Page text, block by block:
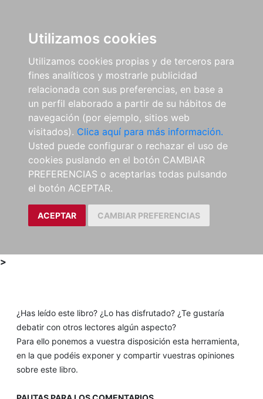
Utilizamos cookies
Utilizamos cookies propias y de terceros para
fines analíticos y mostrarle publicidad
relacionada con sus preferencias, en base a
un perfil elaborado a partir de su hábitos de
navegación (por ejemplo, sitios web
visitados). Clica aquí para más información.
Usted puede configurar o rechazar el uso de
cookies puslando en el botón CAMBIAR
PREFERENCIAS o aceptarlas todas pulsando
el botón ACEPTAR.
ACEPTAR CAMBIAR PREFERENCIAS
>
¿Has leído este libro? ¿Lo has disfrutado? ¿Te gustaría
debatir con otros lectores algún aspecto?
Para ello ponemos a vuestra disposición esta herramienta,
en la que podéis exponer y compartir vuestras opiniones
sobre este libro.